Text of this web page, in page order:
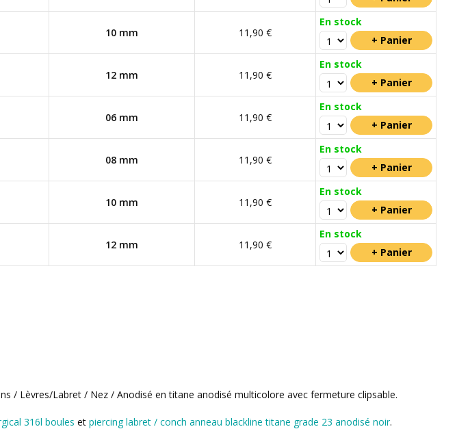
10 mm 11,90 €
En stock
12 mm 11,90 €
En stock
06 mm 11,90 €
En stock
08 mm 11,90 €
En stock
10 mm 11,90 €
En stock
12 mm 11,90 €
En stock
/ Lèvres/Labret / Nez / Anodisé en titane anodisé multicolore avec fermeture clipsable.
316l boules et piercing labret / conch anneau blackline titane grade 23 anodisé noir.